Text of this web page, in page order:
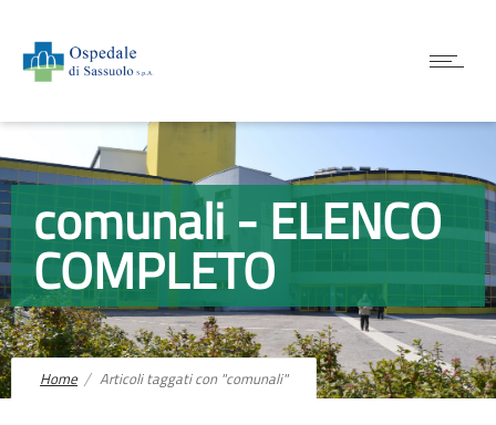
comunali - ELENCO
COMPLETO
Home Articoli taggati con "comunali"